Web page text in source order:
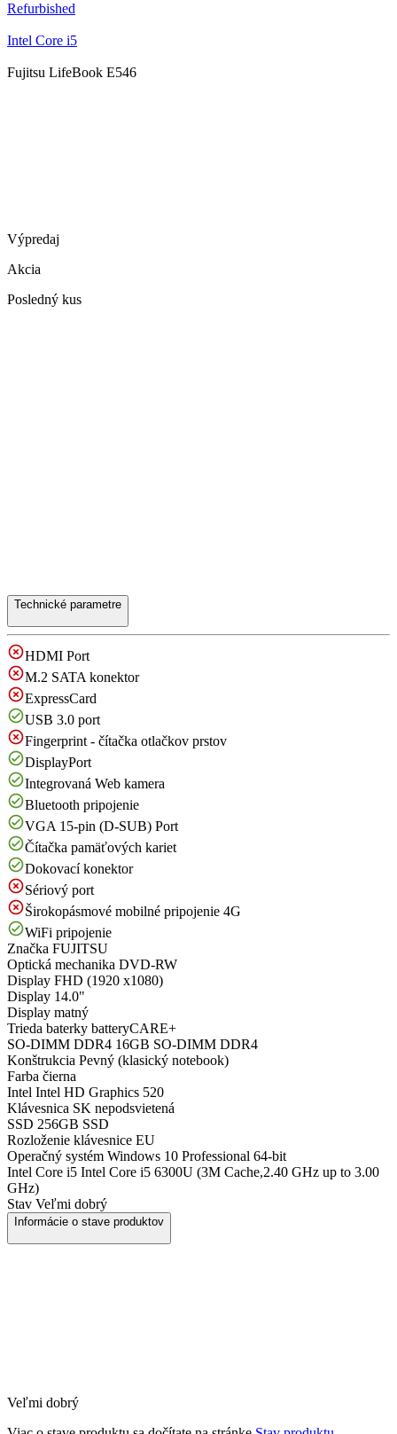
Refurbished
Intel Core i5
Fujitsu LifeBook E546
Výpredaj
Akcia
Posledný kus
Technické parametre
HDMI Port
M.2 SATA konektor
ExpressCard
USB 3.0 port
Fingerprint - čítačka otlačkov prstov
DisplayPort
Integrovaná Web kamera
Bluetooth pripojenie
VGA 15-pin (D-SUB) Port
Čítačka pamäťových kariet
Dokovací konektor
Sériový port
Širokopásmové mobilné pripojenie 4G
WiFi pripojenie
Značka FUJITSU
Optická mechanika DVD-RW
Display FHD (1920 x1080)
Display 14.0"
Display matný
Trieda baterky batteryCARE+
SO-DIMM DDR4 16GB SO-DIMM DDR4
Konštrukcia Pevný (klasický notebook)
Farba čierna
Intel Intel HD Graphics 520
Klávesnica SK nepodsvietená
SSD 256GB SSD
Rozloženie klávesnice EU
Operačný systém Windows 10 Professional 64-bit
Intel Core i5 Intel Core i5 6300U (3M Cache,2.40 GHz up to 3.00
GHz)
Stav Veľmi dobrý
Informácie o stave produktov
Veľmi dobrý